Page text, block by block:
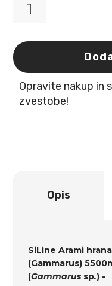
hrana
za
vodne
želve
postranice
(Gammarus)
Opravite nakup in
zvestobe!
Opis
SiLine Arami
(Gammarus)
(Gammarus sp.) -